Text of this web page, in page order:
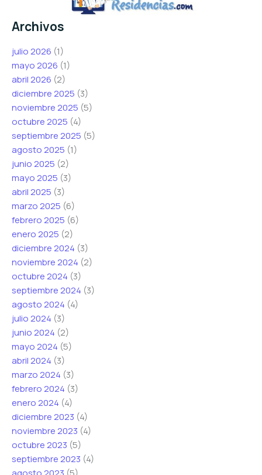
Archivos
julio 2026 (1)
mayo 2026 (1)
abril 2026 (2)
diciembre 2025 (3)
noviembre 2025 (5)
octubre 2025 (4)
septiembre 2025 (5)
agosto 2025 (1)
junio 2025 (2)
mayo 2025 (3)
abril 2025 (3)
marzo 2025 (6)
febrero 2025 (6)
enero 2025 (2)
diciembre 2024 (3)
noviembre 2024 (2)
octubre 2024 (3)
septiembre 2024 (3)
agosto 2024 (4)
julio 2024 (3)
junio 2024 (2)
mayo 2024 (5)
abril 2024 (3)
marzo 2024 (3)
febrero 2024 (3)
enero 2024 (4)
diciembre 2023 (4)
noviembre 2023 (4)
octubre 2023 (5)
septiembre 2023 (4)